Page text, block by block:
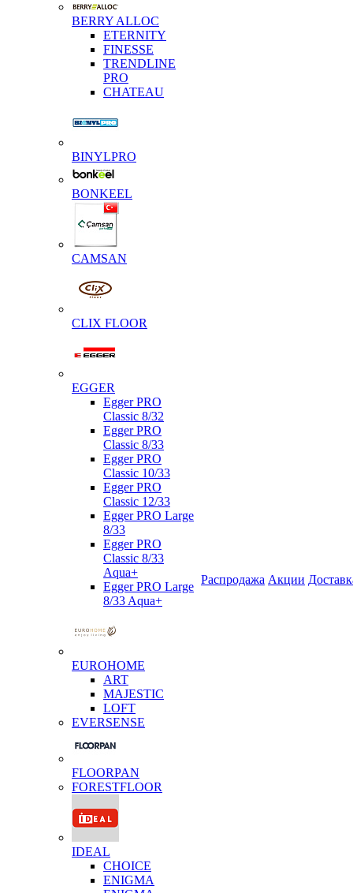
BERRY ALLOC
ETERNITY
FINESSE
TRENDLINE
PRO
CHATEAU
BINYLPRO
BONKEEL
CAMSAN
CLIX FLOOR
EGGER
Egger PRO
Classic 8/32
Egger PRO
Classic 8/33
Egger PRO
Classic 10/33
Egger PRO
Classic 12/33
Egger PRO Large
8/33
Egger PRO
Classic 8/33
Aqua+
Egger PRO Large
8/33 Aqua+
EUROHOME
ART
MAJESTIC
LOFT
EVERSENSE
FLOORPAN
FORESTFLOOR
IDEAL
CHOICE
ENIGMA
Распродажа Акции